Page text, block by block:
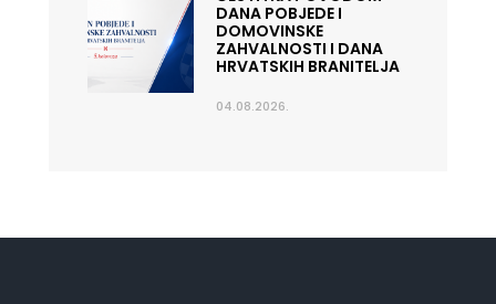
DANA POBJEDE I
DOMOVINSKE
ZAHVALNOSTI I DANA
HRVATSKIH BRANITELJA
04.08.2026.